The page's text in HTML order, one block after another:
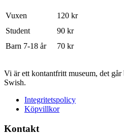
Vuxen
120 kr
Student
90 kr
Barn 7-18 år
70 kr
Vi är ett kontantfritt museum, det går
Swish.
Integritetspolicy
Köpvillkor
Kontakt